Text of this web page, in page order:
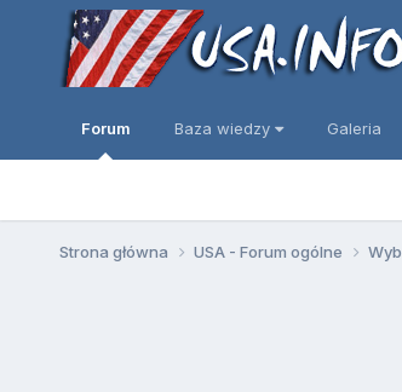
Forum Baza wiedzy Galeria
Strona główna USA - Forum ogólne